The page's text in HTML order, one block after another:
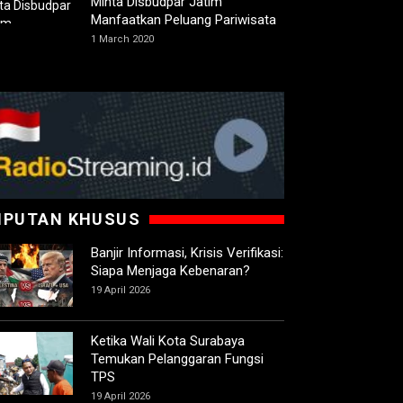
Manfaatkan Peluang Pariwisata
1 March 2020
KHUSUS
Banjir Informasi, Krisis Verifikasi:
Siapa Menjaga Kebenaran?
19 April 2026
Ketika Wali Kota Surabaya
Temukan Pelanggaran Fungsi
TPS
19 April 2026